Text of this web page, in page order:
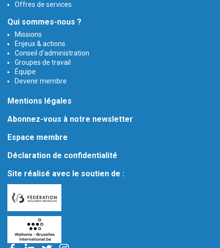
Offres de services
Qui sommes-nous ?
Missions
Enjeux & actions
Conseil d'administration
Groupes de travail
Équipe
Devenir membre
Mentions légales
Abonnez-vous à notre newsletter
Espace membre
Déclaration de confidentialité
Site réalisé avec le soutien de :